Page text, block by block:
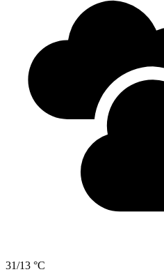
31/13 °C